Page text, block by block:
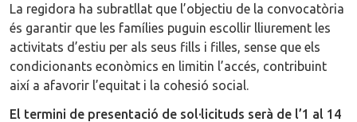
La regidora ha subratllat que l’objectiu de la convocatòria
és garantir que les famílies puguin escollir lliurement les
activitats d’estiu per als seus fills i filles, sense que els
condicionants econòmics en limitin l’accés, contribuint
així a afavorir l’equitat i la cohesió social.
El termini de presentació de sol·licituds serà de l’1 al 14